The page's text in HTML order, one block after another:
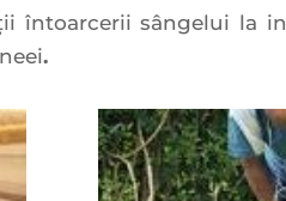
întoarcerii sângelui la
.